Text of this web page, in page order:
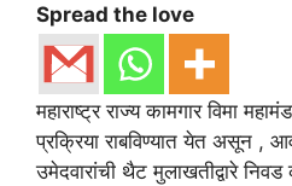
Spread the love
महाराष्ट्र राज्य कामगार विमा
प्रक्रिया राबविण्यात येत असून ,
उमेदवारांची थैट मुलाखतीद्वारे